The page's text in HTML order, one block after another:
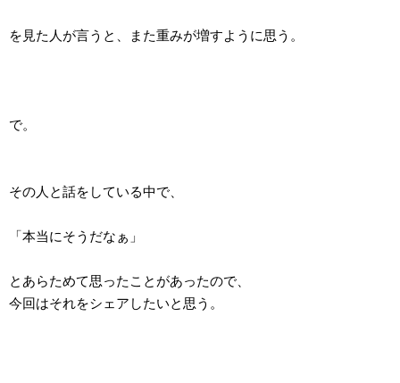
を見た人が言うと、また重みが増すように思う。
で。
その人と話をしている中で、
「本当にそうだなぁ」
とあらためて思ったことがあったので、
今回はそれをシェアしたいと思う。